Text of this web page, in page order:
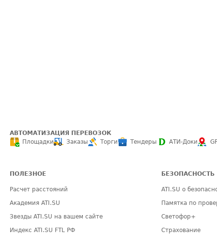
АВТОМАТИЗАЦИЯ ПЕРЕВОЗОК
Площадки
Заказы Торги Тендеры АТИ-Доки
ПОЛЕЗНОЕ
Расчет расстояний
Академия ATI.SU
Звезды ATI.SU на вашем сайте
Индекс ATI.SU FTL РФ
БЕЗОПАСНОСТЬ
ATI.SU о
Памятка по
Светофор+
Страхование